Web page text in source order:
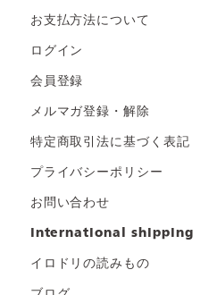
お支払方法について
ログイン
会員登録
メルマガ登録・解除
特定商取引法に基づく表記
プライバシーポリシー
お問い合わせ
international shipping
イロドリの読みもの